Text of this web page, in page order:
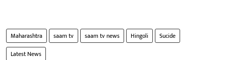
Maharashtra saam tv saam tv news Hingoli
Sucide
Latest News